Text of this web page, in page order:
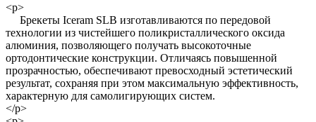
<p>
Брекеты Iceram SLB изготавливаются по передовой
технологии из чистейшего поликристаллического оксида
алюминия, позволяющего получать высокоточные
ортодонтические конструкции. Отличаясь повышенной
прозрачностью, обеспечивают превосходный эстетический
результат, сохраняя при этом максимальную эффективность,
характерную для самолигирующих систем.
</p>